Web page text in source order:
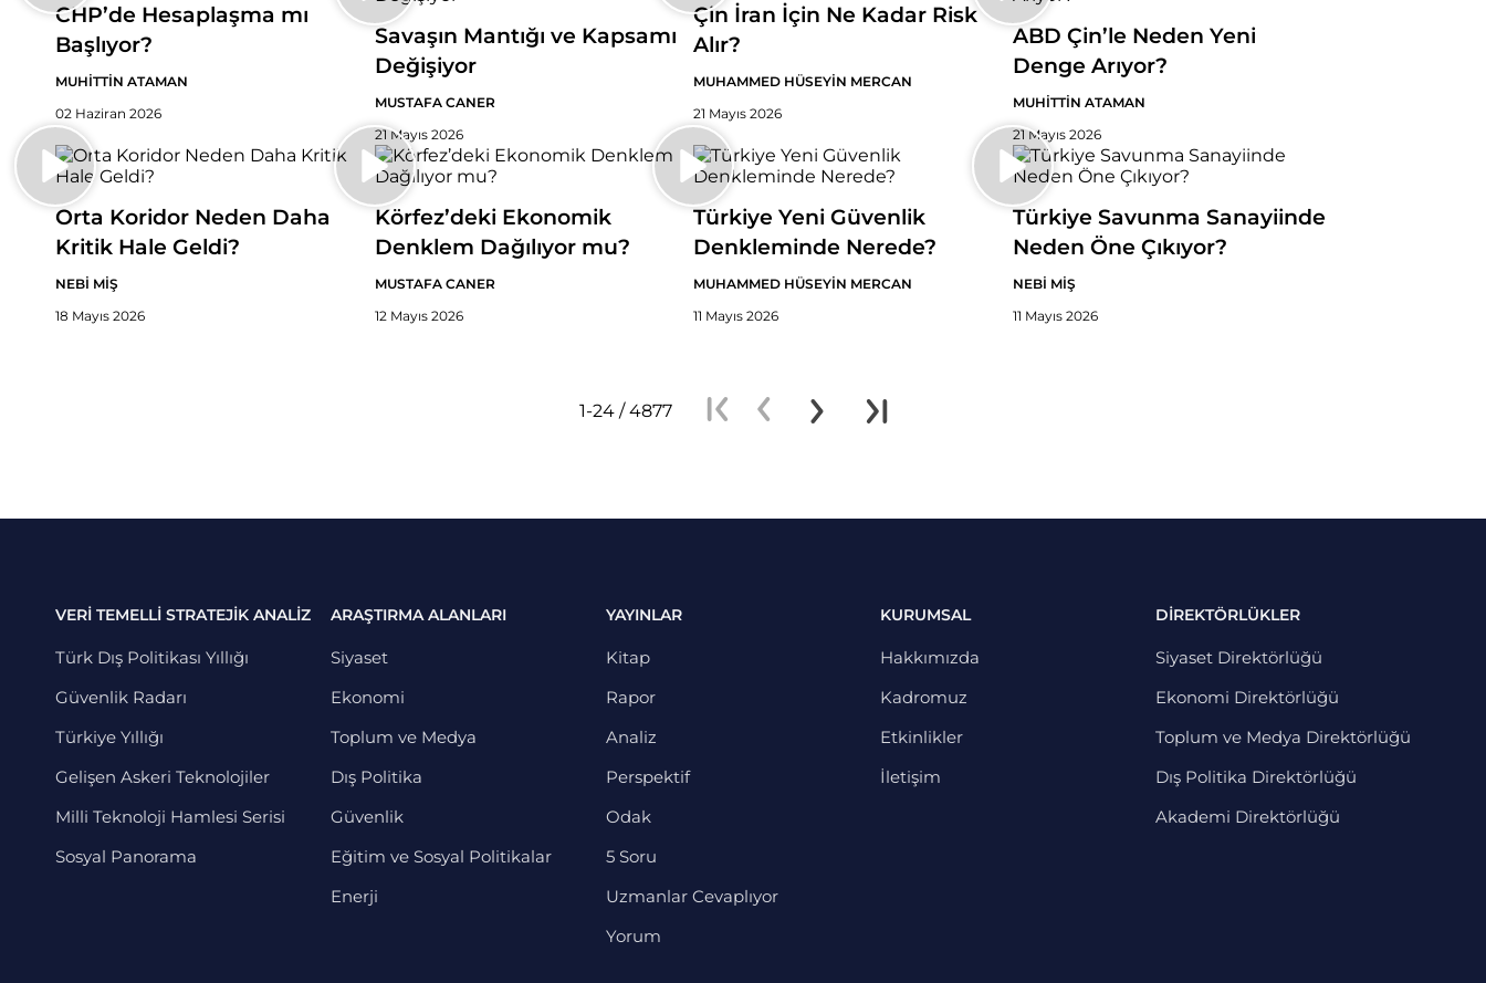
CHP’de Hesaplaşma mı
Başlıyor?
MUHİTTİN ATAMAN
02 Haziran 2026
Savaşın Mantığı ve Kapsamı
Değişiyor
MUSTAFA CANER
21 Mayıs 2026
Çin İran İçin Ne Kadar Risk
Alır?
MUHAMMED HÜSEYİN MERCAN
21 Mayıs 2026
ABD Çin’le Neden Yeni
Denge Arıyor?
MUHİTTİN ATAMAN
21 Mayıs 2026
Orta Koridor Neden Daha
Kritik Hale Geldi?
NEBİ MİŞ
18 Mayıs 2026
Körfez’deki Ekonomik
Denklem Dağılıyor mu?
MUSTAFA CANER
12 Mayıs 2026
Türkiye Yeni Güvenlik
Denkleminde Nerede?
MUHAMMED HÜSEYİN MERCAN
11 Mayıs 2026
Türkiye Savunma Sanayiinde
Neden Öne Çıkıyor?
NEBİ MİŞ
11 Mayıs 2026
1-24 / 4877
VERİ TEMELLİ STRATEJİK ANALİZ
Türk Dış Politikası Yıllığı
Güvenlik Radarı
Türkiye Yıllığı
Gelişen Askeri Teknolojiler
Milli Teknoloji Hamlesi Serisi
Sosyal Panorama
ARAŞTIRMA ALANLARI
Siyaset
Ekonomi
Toplum ve Medya
Dış Politika
Güvenlik
Eğitim ve Sosyal Politikalar
Enerji
YAYINLAR
Kitap
Rapor
Analiz
Perspektif
Odak
5 Soru
Uzmanlar Cevaplıyor
Yorum
KURUMSAL
Hakkımızda
Kadromuz
Etkinlikler
İletişim
DİREKTÖRLÜKLER
Siyaset Direktörlüğü
Ekonomi Direktörlüğü
Toplum ve Medya Direktörlüğü
Dış Politika Direktörlüğü
Akademi Direktörlüğü